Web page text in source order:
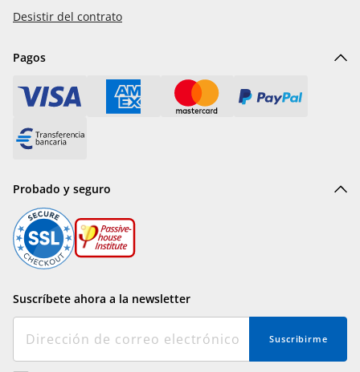
Desistir del contrato
Pagos
Probado y seguro
Suscríbete ahora a la newsletter
Suscribirme